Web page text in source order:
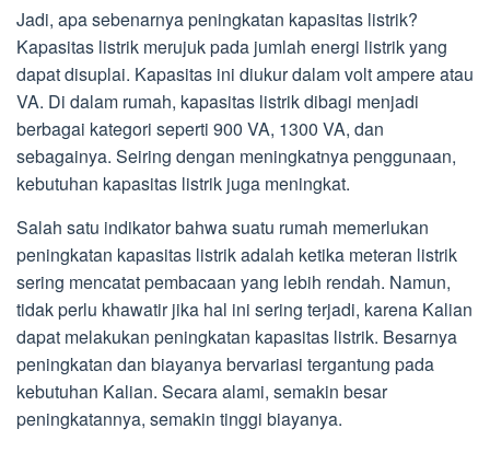
Jadi, apa sebenarnya peningkatan kapasitas listrik?
Kapasitas listrik merujuk pada jumlah energi listrik yang
dapat disuplai. Kapasitas ini diukur dalam volt ampere atau
VA. Di dalam rumah, kapasitas listrik dibagi menjadi
berbagai kategori seperti 900 VA, 1300 VA, dan
sebagainya. Seiring dengan meningkatnya penggunaan,
kebutuhan kapasitas listrik juga meningkat.
Salah satu indikator bahwa suatu rumah memerlukan
peningkatan kapasitas listrik adalah ketika meteran listrik
sering mencatat pembacaan yang lebih rendah. Namun,
tidak perlu khawatir jika hal ini sering terjadi, karena Kalian
dapat melakukan peningkatan kapasitas listrik. Besarnya
peningkatan dan biayanya bervariasi tergantung pada
kebutuhan Kalian. Secara alami, semakin besar
peningkatannya, semakin tinggi biayanya.